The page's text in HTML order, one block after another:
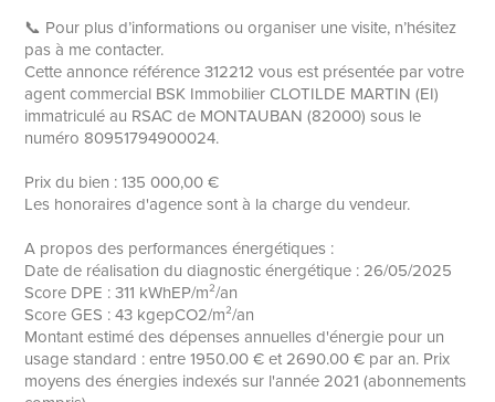
📞 Pour plus d’informations ou organiser une visite, n’hésitez
pas à me contacter.
Cette annonce référence 312212 vous est présentée par votre
agent commercial BSK Immobilier CLOTILDE MARTIN (EI)
immatriculé au RSAC de MONTAUBAN (82000) sous le
numéro 80951794900024.
Prix du bien : 135 000,00 €
Les honoraires d'agence sont à la charge du vendeur.
A propos des performances énergétiques :
Date de réalisation du diagnostic énergétique : 26/05/2025
Score DPE : 311 kWhEP/m²/an
Score GES : 43 kgepCO2/m²/an
Montant estimé des dépenses annuelles d'énergie pour un
usage standard : entre 1950.00 € et 2690.00 € par an. Prix
moyens des énergies indexés sur l'année 2021 (abonnements